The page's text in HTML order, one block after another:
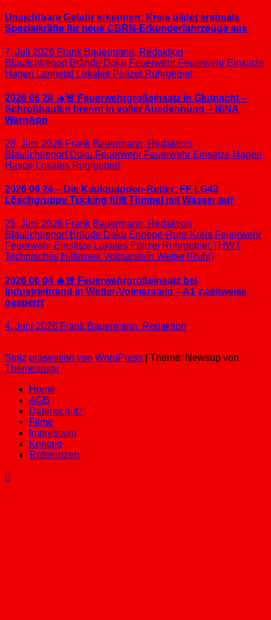
Unsichtbare Gefahr erkennen: Kreis bildet erstmals
Spezialkräfte für neue CBRN-Erkunderfahrzeuge aus
7. Juli 2026 Frank Bauermann, Redaktion
Blaulichtreport Brände Doku Feuerwehr Feuerwehr Einsätze
Hagen Lennetal Lokales Polizei Ruhrgebiet
2026 06 28 🔥🚨 Feuerwehrgroßeinsatz in Glutnacht –
Schrotthaufen brennt in voller Ausdehnung – NINA
WarnApp
28. Juni 2026 Frank Bauermann, Redaktion
Blaulichtreport Doku Feuerwehr Feuerwehr Einsätze Hagen
Haspe Lokales Ruhrgebiet
2026 06 24 – Die Kaulquappen-Retter: FF LG43
Löschgruppe Tücking füllt Tümpel mit Wasser auf
25. Juni 2026 Frank Bauermann, Redaktion
Blaulichtreport Brände Doku Ennepe-Ruhr-Kreis Feuerwehr
Feuerwehr Einsätze Lokales Polizei RuhrgebietTHW |
Technisches Hilfswerk Volmarstein Wetter (Ruhr)
2026 06 04 🔥🚨 Feuerwehrgroßeinsatz bei
Industriebrand in Wetter-Volmarstein – A1 zweitweise
gesperrt
4. Juni 2026 Frank Bauermann, Redaktion
Stolz präsentiert von WordPress
Theme: Newsup von
Themeansar
Home
AGB
Datenschutz
Filme
Impressum
Kontakt
Referenzen